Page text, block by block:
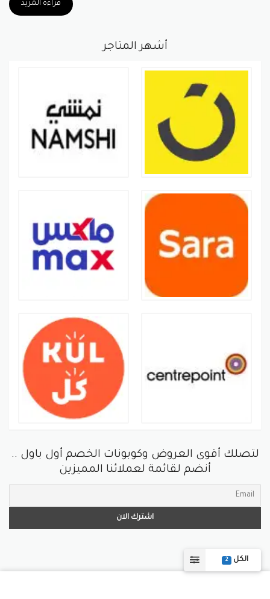
الكل 2
قراءة المزيد
أشهر المتاجر
لتصلك أقوى العروض وكوبونات الخصم أول باول ..
أنضم لقائمة لعملائنا المميزين